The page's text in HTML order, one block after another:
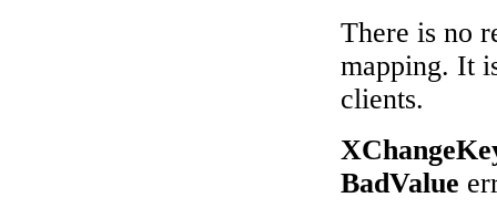
There is no
mapping. It
clients.
BadValue